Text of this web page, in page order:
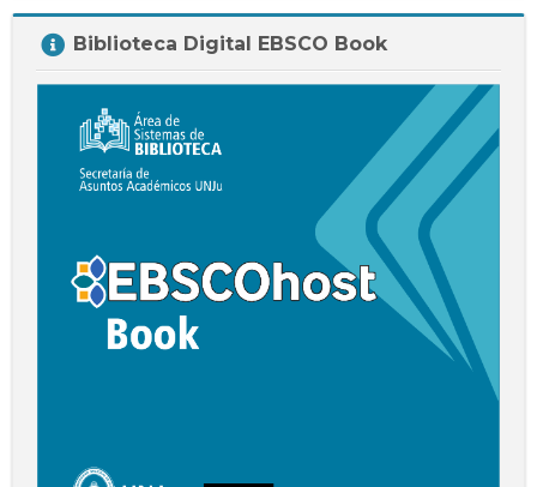
Biblioteca
Digital
Biblioteca Digital EBSCO Book